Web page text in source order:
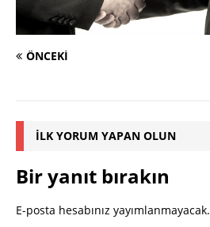
ÖNCEKI
İLK YORUM YAPAN OLUN
Bir yanıt bırakın
E-posta hesabınız yayımlanmayacak.